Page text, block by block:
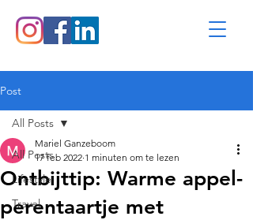
Post
All Posts
Lifestyle
Travel
All Posts
Ontbijttip: Warme appel-
perentaartje met
Mariel Ganzeboom
17 feb 2022 1 minuten om te lezen